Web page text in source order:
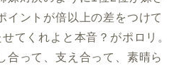
イントが倍以上の差をつけて
てくれよと本音？がポロリ。
合って、支え合って、素晴ら